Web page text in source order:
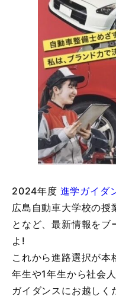
2024年度 進学ガイダ
広島自動車大学校の授
となど、最新情報をブ
よ!
これから進路選択が
年生や1年生から社会
ガイダンスにお越しく